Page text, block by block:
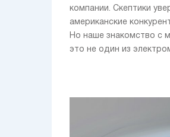
компании. Скептики
американские
Но наше знакомство с
это не один из